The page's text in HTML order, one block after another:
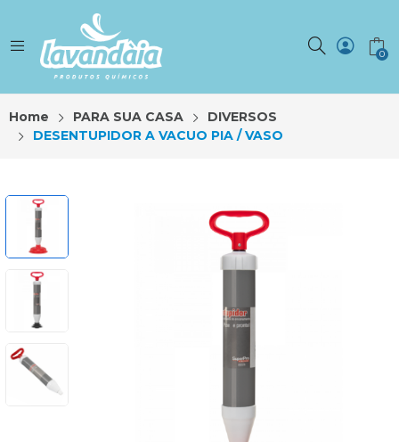
0
Home PARA SUA CASA
DIVERSOS
DESENTUPIDOR A VACUO PIA / VASO